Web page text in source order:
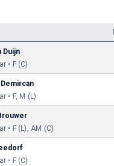
Duijn
• F (C)
• F, M (L)
• F (L), AM (C)
• F (C)